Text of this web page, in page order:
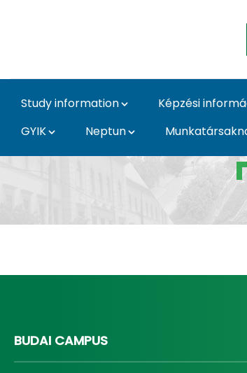
Study information Képzési
GYIK
Neptun
Átjelentkezés,
BUDAI CAMPUS